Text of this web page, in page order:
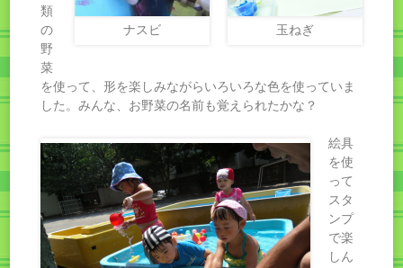
玉ねぎ
ナスビ
類
の
野
菜
を使って、形を楽しみながらいろいろな色を使っていま
した。みんな、お野菜の名前も覚えられたかな？
絵具
を使
って
スタ
ンプ
で楽
しん